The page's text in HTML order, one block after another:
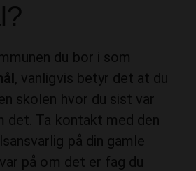
du bor i som
, vanligvis betyr det at du
skolen hvor du sist var
det. Ta kontakt med den
på din gamle
på om det er fag du